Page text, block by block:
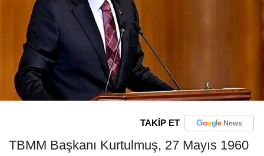
TAKİP ET
TBMM Başkanı Kurtulmuş, 27 Mayıs 1960